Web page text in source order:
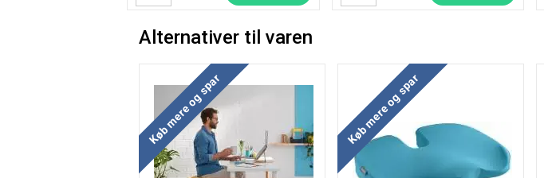
Alternativer til varen
Køb mere og spar Køb mere og spar